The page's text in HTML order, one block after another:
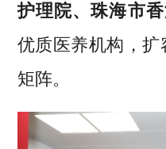
护理院、珠海市
优质医养机构，
矩阵。